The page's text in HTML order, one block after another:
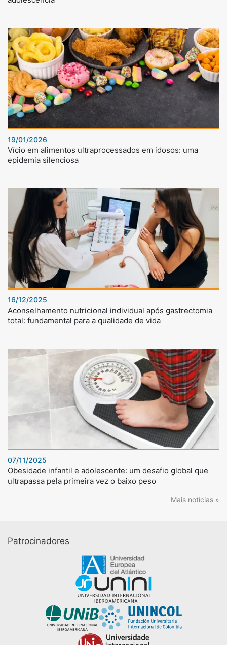
19/01/2026
Vício em alimentos ultraprocessados em idosos: uma
epidemia silenciosa
16/12/2025
Aconselhamento nutricional individual após gastrectomia
total: fundamental para a qualidade de vida
07/11/2025
Obesidade infantil e adolescente: um desafio global que
ultrapassa pela primeira vez o baixo peso
Mais notícias »
Patrocinadores